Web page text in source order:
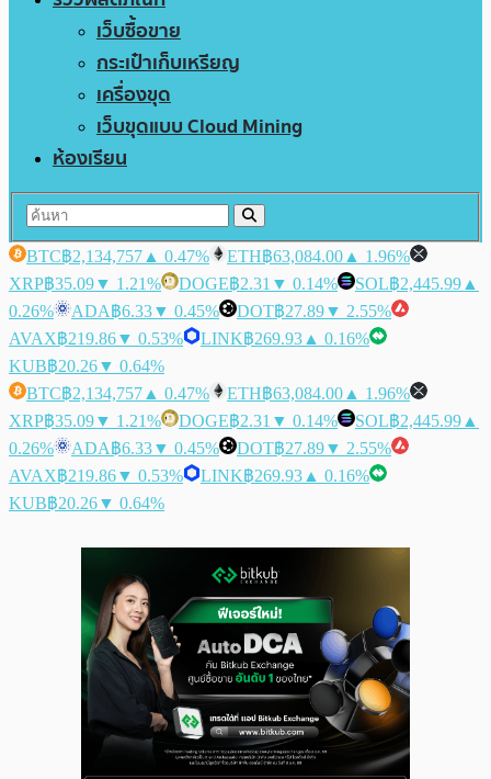
เว็บซื้อขาย
กระเป๋าเก็บเหรียญ
เครื่องขุด
เว็บขุดแบบ Cloud Mining
ห้องเรียน
BTC฿2,134,757 ▲ 0.47% ETH฿63,084.00 ▲ 1.96%
XRP฿35.09▼ 1.21% DOGE฿2.31 ▼ 0.14% SOL฿2,445.99 ▲
0.26%
ADA฿6.33▼ 0.45% DOT฿27.89▼ 2.55%
AVAX฿219.86▼ 0.53% LINK฿269.93 ▲ 0.16%
KUB฿20.26▼ 0.64%
BTC฿2,134,757 ▲ 0.47% ETH฿63,084.00 ▲ 1.96%
XRP฿35.09▼ 1.21% DOGE฿2.31 ▼ 0.14% SOL฿2,445.99 ▲
0.26%
ADA฿6.33▼ 0.45% DOT฿27.89▼ 2.55%
AVAX฿219.86▼ 0.53% LINK฿269.93 ▲ 0.16%
KUB฿20.26▼ 0.64%